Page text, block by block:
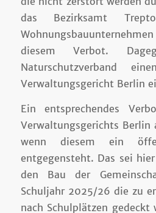
das Bezirksamt
diesem Verbot.
Naturschutzverband
Verwaltungsgericht Berlin
Ein entsprechendes
Verwaltungsgerichts Berlin
wenn diesem ein
entgegensteht. Das sei
den Bau der
Schuljahr 2025/26 die zu
nach Schulplätzen gedeckt